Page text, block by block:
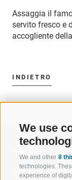
We use
We and other 8
technologies.
experience of
Assaggia il
servito fresco e
accogliente
INDIETRO